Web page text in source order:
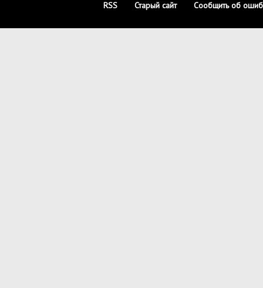
RSS Старый сайт Сообщить об